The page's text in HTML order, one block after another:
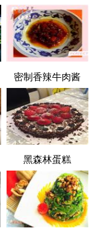
密制香辣牛肉酱
黑森林蛋糕